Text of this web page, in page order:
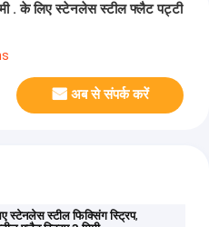
. के लिए स्टेनलेस स्टील फ्लैट पट्टी
अब से संपर्क करें
स्टेनलेस स्टील फिक्सिंग स्ट्रिप,